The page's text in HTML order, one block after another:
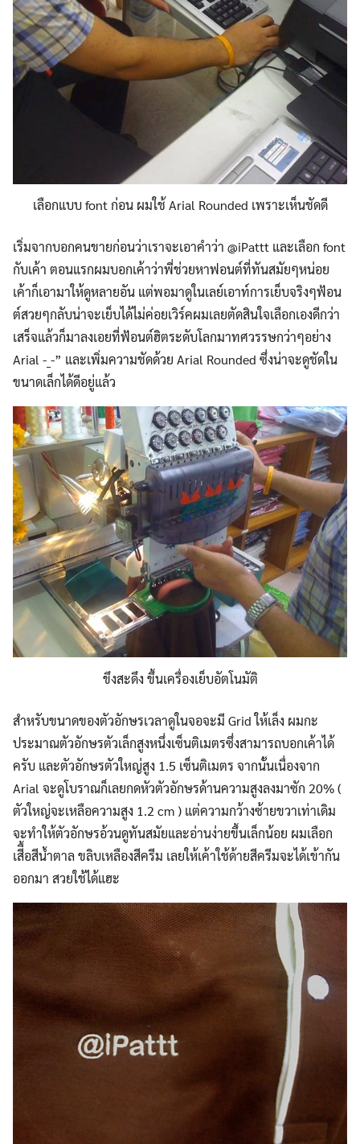
เลือกแบบ font ก่อน ผมใช้ Arial Rounded เพราะเห็นชัดดี
เริ่มจากบอกคนขายก่อนว่าเราจะเอาคำว่า @iPattt และเลือก font
กับเค้า ตอนแรกผมบอกเค้าว่าพี่ช่วยหาฟอนต์ที่ทันสมัยๆหน่อย
เค้าก็เอามาให้ดูหลายอัน แต่พอมาดูในเลย์เอาท์การเย็บจริงๆฟ้อน
ต์สวยๆกลับน่าจะเย็บได้ไม่ค่อยเวิร์คผมเลยตัดสินใจเลือกเองดีกว่า
เสร็จแล้วก็มาลงเอยที่ฟ้อนต์ฮิตระดับโลกมาทศวรรษกว่าๆอย่าง
Arial -_-” และเพิ่มความชัดด้วย Arial Rounded ซึ่งน่าจะดูชัดใน
ขนาดเล็กได้ดีอยู่แล้ว
ขึงสะดึง ขึ้นเครื่องเย็บอัตโนมัติ
สำหรับขนาดของตัวอักษรเวลาดูในจอจะมี Grid ให้เล็ง ผมกะ
ประมาณตัวอักษรตัวเล็กสูงหนึ่งเซ็นติเมตรซึ่งสามารถบอกเค้าได้
ครับ และตัวอักษรตัวใหญ่สูง 1.5 เซ็นติเมตร จากนั้นเนื่องจาก
Arial จะดูโบราณก็เลยกดหัวตัวอักษรด้านความสูงลงมาซัก 20% (
ตัวใหญ่จะเหลือความสูง 1.2 cm ) แต่ความกว้างซ้ายขวาเท่าเดิม
จะทำให้ตัวอักษรอ้วนดูทันสมัยและอ่านง่ายขึ้นเล็กน้อย ผมเลือก
เสีื้อสีน้ำตาล ขลิบเหลืองสีครีม เลยให้เค้าใช้ด้ายสีครีมจะได้เข้ากัน
ออกมา สวยใช้ได้แฮะ